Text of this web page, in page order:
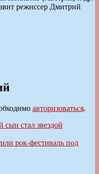
режиссер Дмитрий
авторизоваться.
стал звездой
рок-фестиваль под